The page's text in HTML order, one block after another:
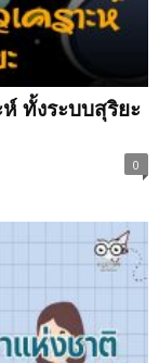
ทั้งระบบสุริยะ
0